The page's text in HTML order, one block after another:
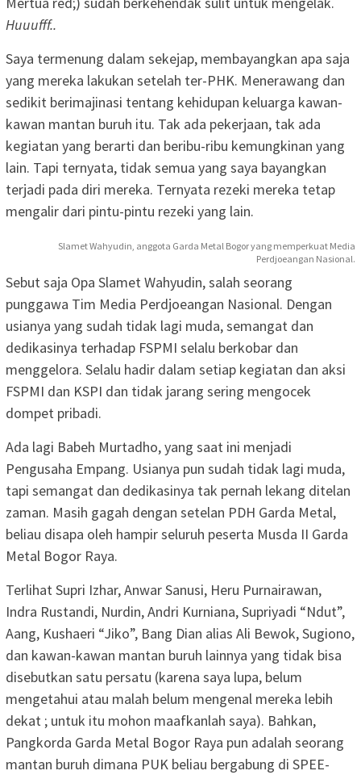
Huuufff..
Saya termenung dalam sekejap, membayangkan apa saja
yang mereka lakukan setelah ter-PHK. Menerawang dan
sedikit berimajinasi tentang kehidupan keluarga kawan-
kawan mantan buruh itu. Tak ada pekerjaan, tak ada
kegiatan yang berarti dan beribu-ribu kemungkinan yang
lain. Tapi ternyata, tidak semua yang saya bayangkan
terjadi pada diri mereka. Ternyata rezeki mereka tetap
mengalir dari pintu-pintu rezeki yang lain.
Slamet Wahyudin, anggota Garda Metal Bogor yang memperkuat Media
Perdjoeangan Nasional.
Sebut saja Opa Slamet Wahyudin, salah seorang
punggawa Tim Media Perdjoeangan Nasional. Dengan
usianya yang sudah tidak lagi muda, semangat dan
dedikasinya terhadap FSPMI selalu berkobar dan
menggelora. Selalu hadir dalam setiap kegiatan dan aksi
FSPMI dan KSPI dan tidak jarang sering mengocek
dompet pribadi.
Ada lagi Babeh Murtadho, yang saat ini menjadi
Pengusaha Empang. Usianya pun sudah tidak lagi muda,
tapi semangat dan dedikasinya tak pernah lekang ditelan
zaman. Masih gagah dengan setelan PDH Garda Metal,
beliau disapa oleh hampir seluruh peserta Musda II Garda
Metal Bogor Raya.
Terlihat Supri Izhar, Anwar Sanusi, Heru Purnairawan,
Indra Rustandi, Nurdin, Andri Kurniana, Supriyadi “Ndut”,
Aang, Kushaeri “Jiko”, Bang Dian alias Ali Bewok, Sugiono,
dan kawan-kawan mantan buruh lainnya yang tidak bisa
disebutkan satu persatu (karena saya lupa, belum
mengetahui atau malah belum mengenal mereka lebih
dekat ; untuk itu mohon maafkanlah saya). Bahkan,
Pangkorda Garda Metal Bogor Raya pun adalah seorang
mantan buruh dimana PUK beliau bergabung di SPEE-